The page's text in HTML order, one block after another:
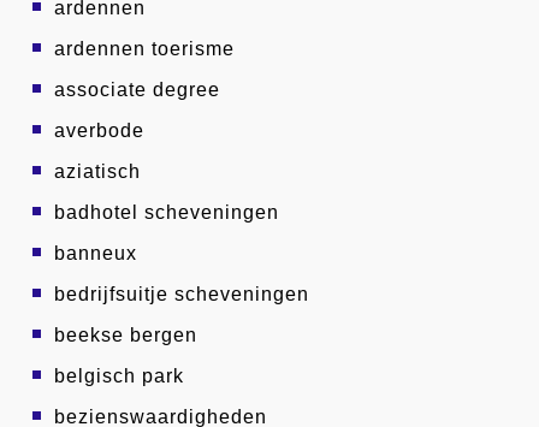
ardennen
ardennen toerisme
associate degree
averbode
aziatisch
badhotel scheveningen
banneux
bedrijfsuitje scheveningen
beekse bergen
belgisch park
bezienswaardigheden